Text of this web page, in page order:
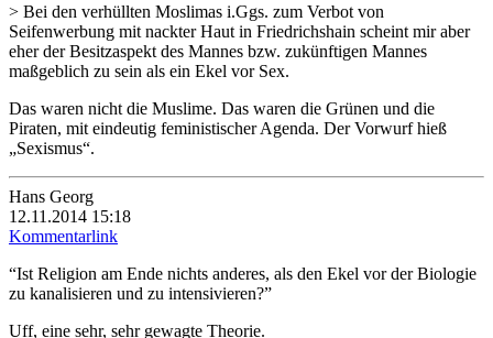
> Bei den verhüllten Moslimas i.Ggs. zum Verbot von
Seifenwerbung mit nackter Haut in Friedrichshain scheint mir aber
eher der Besitzaspekt des Mannes bzw. zukünftigen Mannes
maßgeblich zu sein als ein Ekel vor Sex.
Das waren nicht die Muslime. Das waren die Grünen und die
Piraten, mit eindeutig feministischer Agenda. Der Vorwurf hieß
„Sexismus“.
Hans Georg
12.11.2014 15:18
Kommentarlink
“Ist Religion am Ende nichts anderes, als den Ekel vor der Biologie
zu kanalisieren und zu intensivieren?”
Uff, eine sehr, sehr gewagte Theorie.